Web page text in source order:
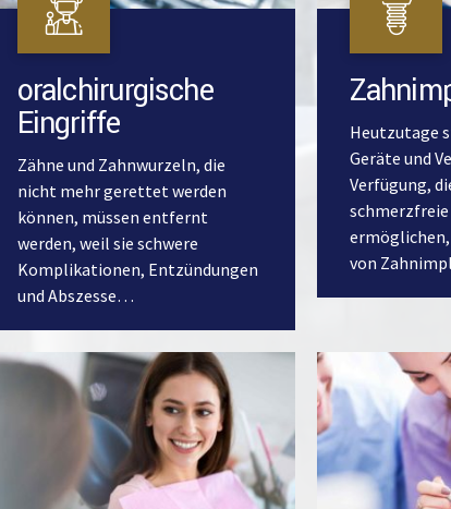
oralchirurgische
Eingriffe
Zähne und Zahnwurzeln, die
nicht mehr gerettet werden
können, müssen entfernt
werden, weil sie schwere
Komplikationen, Entzündungen
und Abszesse…
Heutzutage
Geräte und
Verfügung,
ermöglichen,
von